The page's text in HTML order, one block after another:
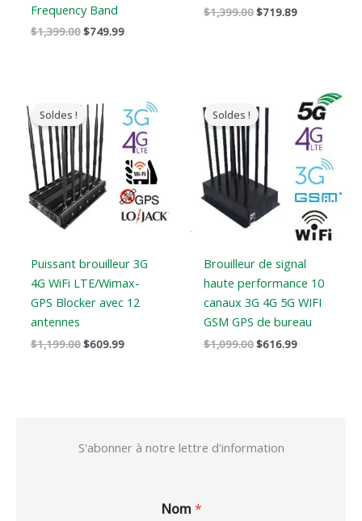
Frequency Band
$1,399.00$749.99
$1,399.00$719.89
Soldes !
Puissant brouilleur 3G
4G WiFi LTE/Wimax-
GPS Blocker avec 12
antennes
$1,199.00
prix
original
était
:
$1,199.00.
$609.99
prix
actuel
est
:
$609.99.
Soldes !
Brouilleur de signal
haute performance 10
canaux 3G 4G 5G WIFI
GSM GPS de bureau
$1,099.00
prix
original
était
:
$1,099.00.
$616.99
prix
actuel
est
:
$616.99.
S'abonner à notre lettre d'information
Nom *